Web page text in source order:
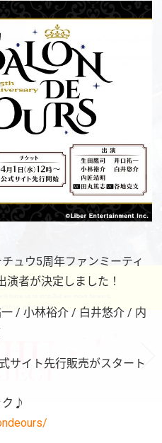
ュウ5周年ファンミーティ
演者が決定しました！
/ 小林裕介 / 白井悠介 / 内
サイト先行販売がスタート
ク♪